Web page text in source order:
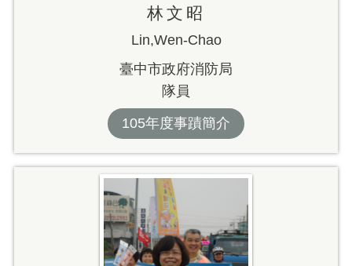
林文昭
Lin,Wen-Chao
臺中市政府消防局
隊員
105年度事蹟簡介